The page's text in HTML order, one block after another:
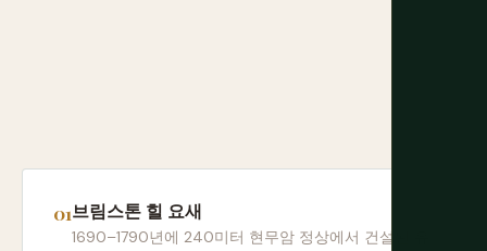
브림스톤 힐 요새
1690–1790년에 240미터 현무암 정상에서 건설된 유